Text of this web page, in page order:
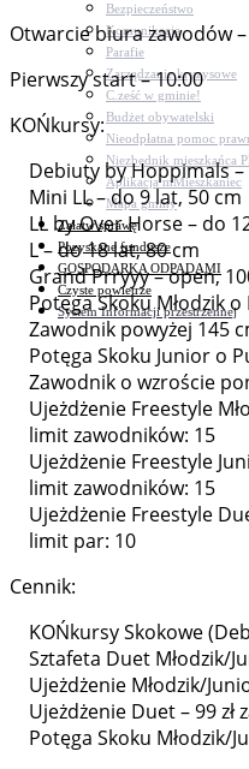
Bezpieczeństwo
Komunikacja
Parafie
Zarządzanie kryzysowe
C.ześć w gminie!
Budżet obywatelski
Nieodpłatna pomoc
Niezbędnik mieszkańca
Aplikacja mMieszkaniec
Mapa gminy
Załatw sprawę
Pozyskane fundusze
GOSPODARKA ODPADAMI
Czyste powietrze
System Informacji przestrzennej
Otwarcie biura zawodów
Pierwszy start – 10:00
KOŃkursy:
Debiuty by Hoppimals –
Mini LL – do 9 lat, 50 cm
LL by Over Horse – do
L – do 18 lat, 80 cm
Grand Prryyy – open,
Potęga Skoku Młodzik o
Zawodnik powyżej 145
Potęga Skoku Junior o
Zawodnik o wzroście
Ujeżdżenie Freestyle
limit zawodników: 15
Ujeżdżenie Freestyle
limit zawodników: 15
Ujeżdżenie Freestyle
limit par: 10
Cennik:
KOŃkursy Skokowe
Sztafeta Duet Młodzik/
Ujeżdżenie Młodzik/
Ujeżdżenie Duet – 99 zł
Potęga Skoku Młodzik/